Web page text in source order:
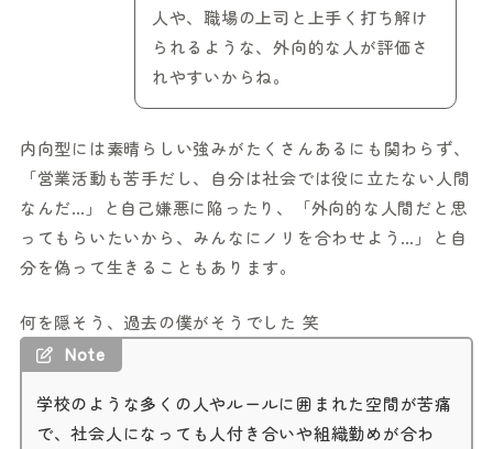
人や、職場の上司と上手く打ち解け
られるような、外向的な人が評価さ
れやすいからね。
内向型には素晴らしい強みがたくさんあるにも関わらず、
「営業活動も苦手だし、自分は社会では役に立たない人間
なんだ…」と自己嫌悪に陥ったり、「外向的な人間だと思
ってもらいたいから、みんなにノリを合わせよう…」と自
分を偽って生きることもあります。
何を隠そう、過去の僕がそうでした 笑
Note
学校のような多くの人やルールに囲まれた空間が苦痛
で、社会人になっても人付き合いや組織勤めが合わ